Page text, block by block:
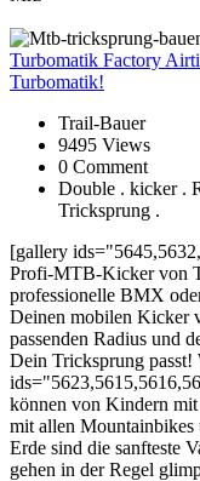
Turbomatik Factory
Turbomatik!
Trail-Bauer
9495 Views
0 Comment
Double . kicker .
Tricksprung .
[gallery
Profi-MTB-Kicker von
professionelle BMX
Deinen mobilen Kicker
passenden Radius und
Dein Tricksprung
können von Kindern
mit allen
Erde sind die sanfteste
gehen in der Regel